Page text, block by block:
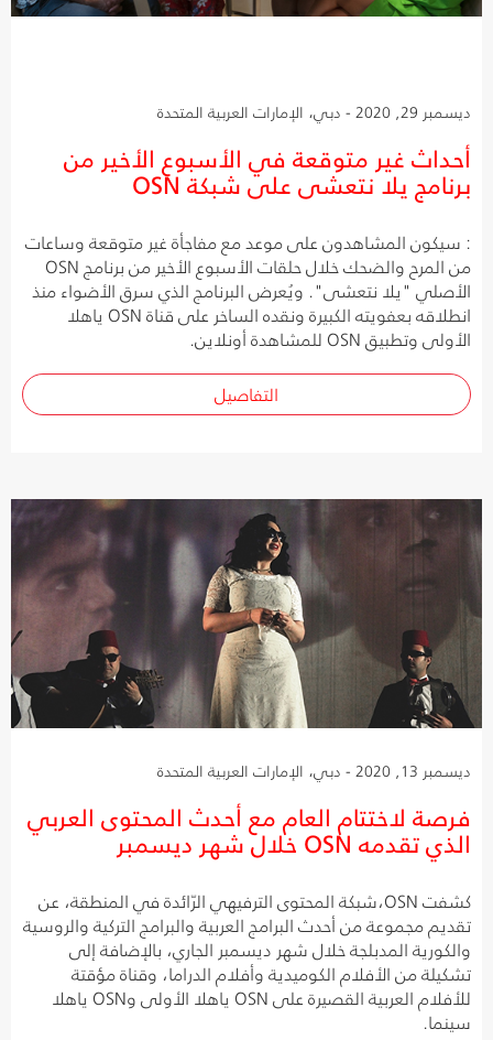
ديسمبر 29, 2020 - دبي، الإمارات العربية المتحدة
أحداث غير متوقعة في الأسبوع الأخير من
برنامج يلا نتعشى على شبكة OSN
: سيكون المشاهدون على موعد مع مفاجأة غير متوقعة وساعات
من المرح والضحك خلال حلقات الأسبوع الأخير من برنامج OSN
الأصلي "يلا نتعشى". ويُعرض البرنامج الذي سرق الأضواء منذ
انطلاقه بعفويته الكبيرة ونقده الساخر على قناة OSN ياهلا
الأولى وتطبيق OSN للمشاهدة أونلاين.
التفاصيل
ديسمبر 13, 2020 - دبي، الإمارات العربية المتحدة
فرصة لاختتام العام مع أحدث المحتوى العربي
الذي تقدمه OSN خلال شهر ديسمبر
كشفت OSN،شبكة المحتوى الترفيهي الرّائدة في المنطقة، عن
تقديم مجموعة من أحدث البرامج العربية والبرامج التركية والروسية
والكورية المدبلجة خلال شهر ديسمبر الجاري، بالإضافة إلى
تشكيلة من الأفلام الكوميدية وأفلام الدراما، وقناة مؤقتة
للأفلام العربية القصيرة على OSN ياهلا الأولى وOSN ياهلا
سينما.